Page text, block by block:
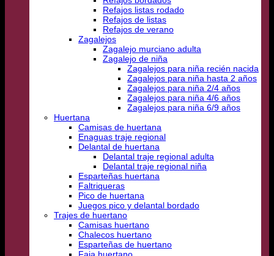
Refajos listas rodado
Refajos de listas
Refajos de verano
Zagalejos
Zagalejo murciano adulta
Zagalejo de niña
Zagalejos para niña recién nacida
Zagalejos para niña hasta 2 años
Zagalejos para niña 2/4 años
Zagalejos para niña 4/6 años
Zagalejos para niña 6/9 años
Huertana
Camisas de huertana
Enaguas traje regional
Delantal de huertana
Delantal traje regional adulta
Delantal traje regional niña
Esparteñas huertana
Faltriqueras
Pico de huertana
Juegos pico y delantal bordado
Trajes de huertano
Camisas huertano
Chalecos huertano
Esparteñas de huertano